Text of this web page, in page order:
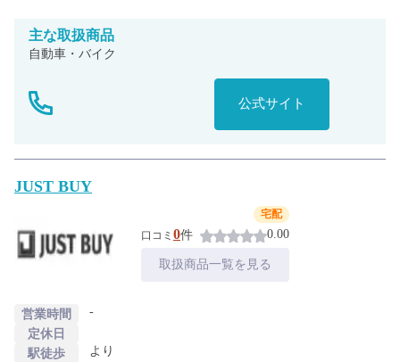
主な取扱商品
自動車・バイク
公式サイト
JUST BUY
宅配
口コミ 0件 0.00
取扱商品一覧を見る
営業時間
-
定休日
駅徒歩
より